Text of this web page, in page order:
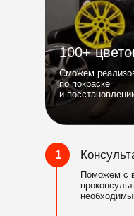
100+
Сможем
по покраске
и
1
Поможем с